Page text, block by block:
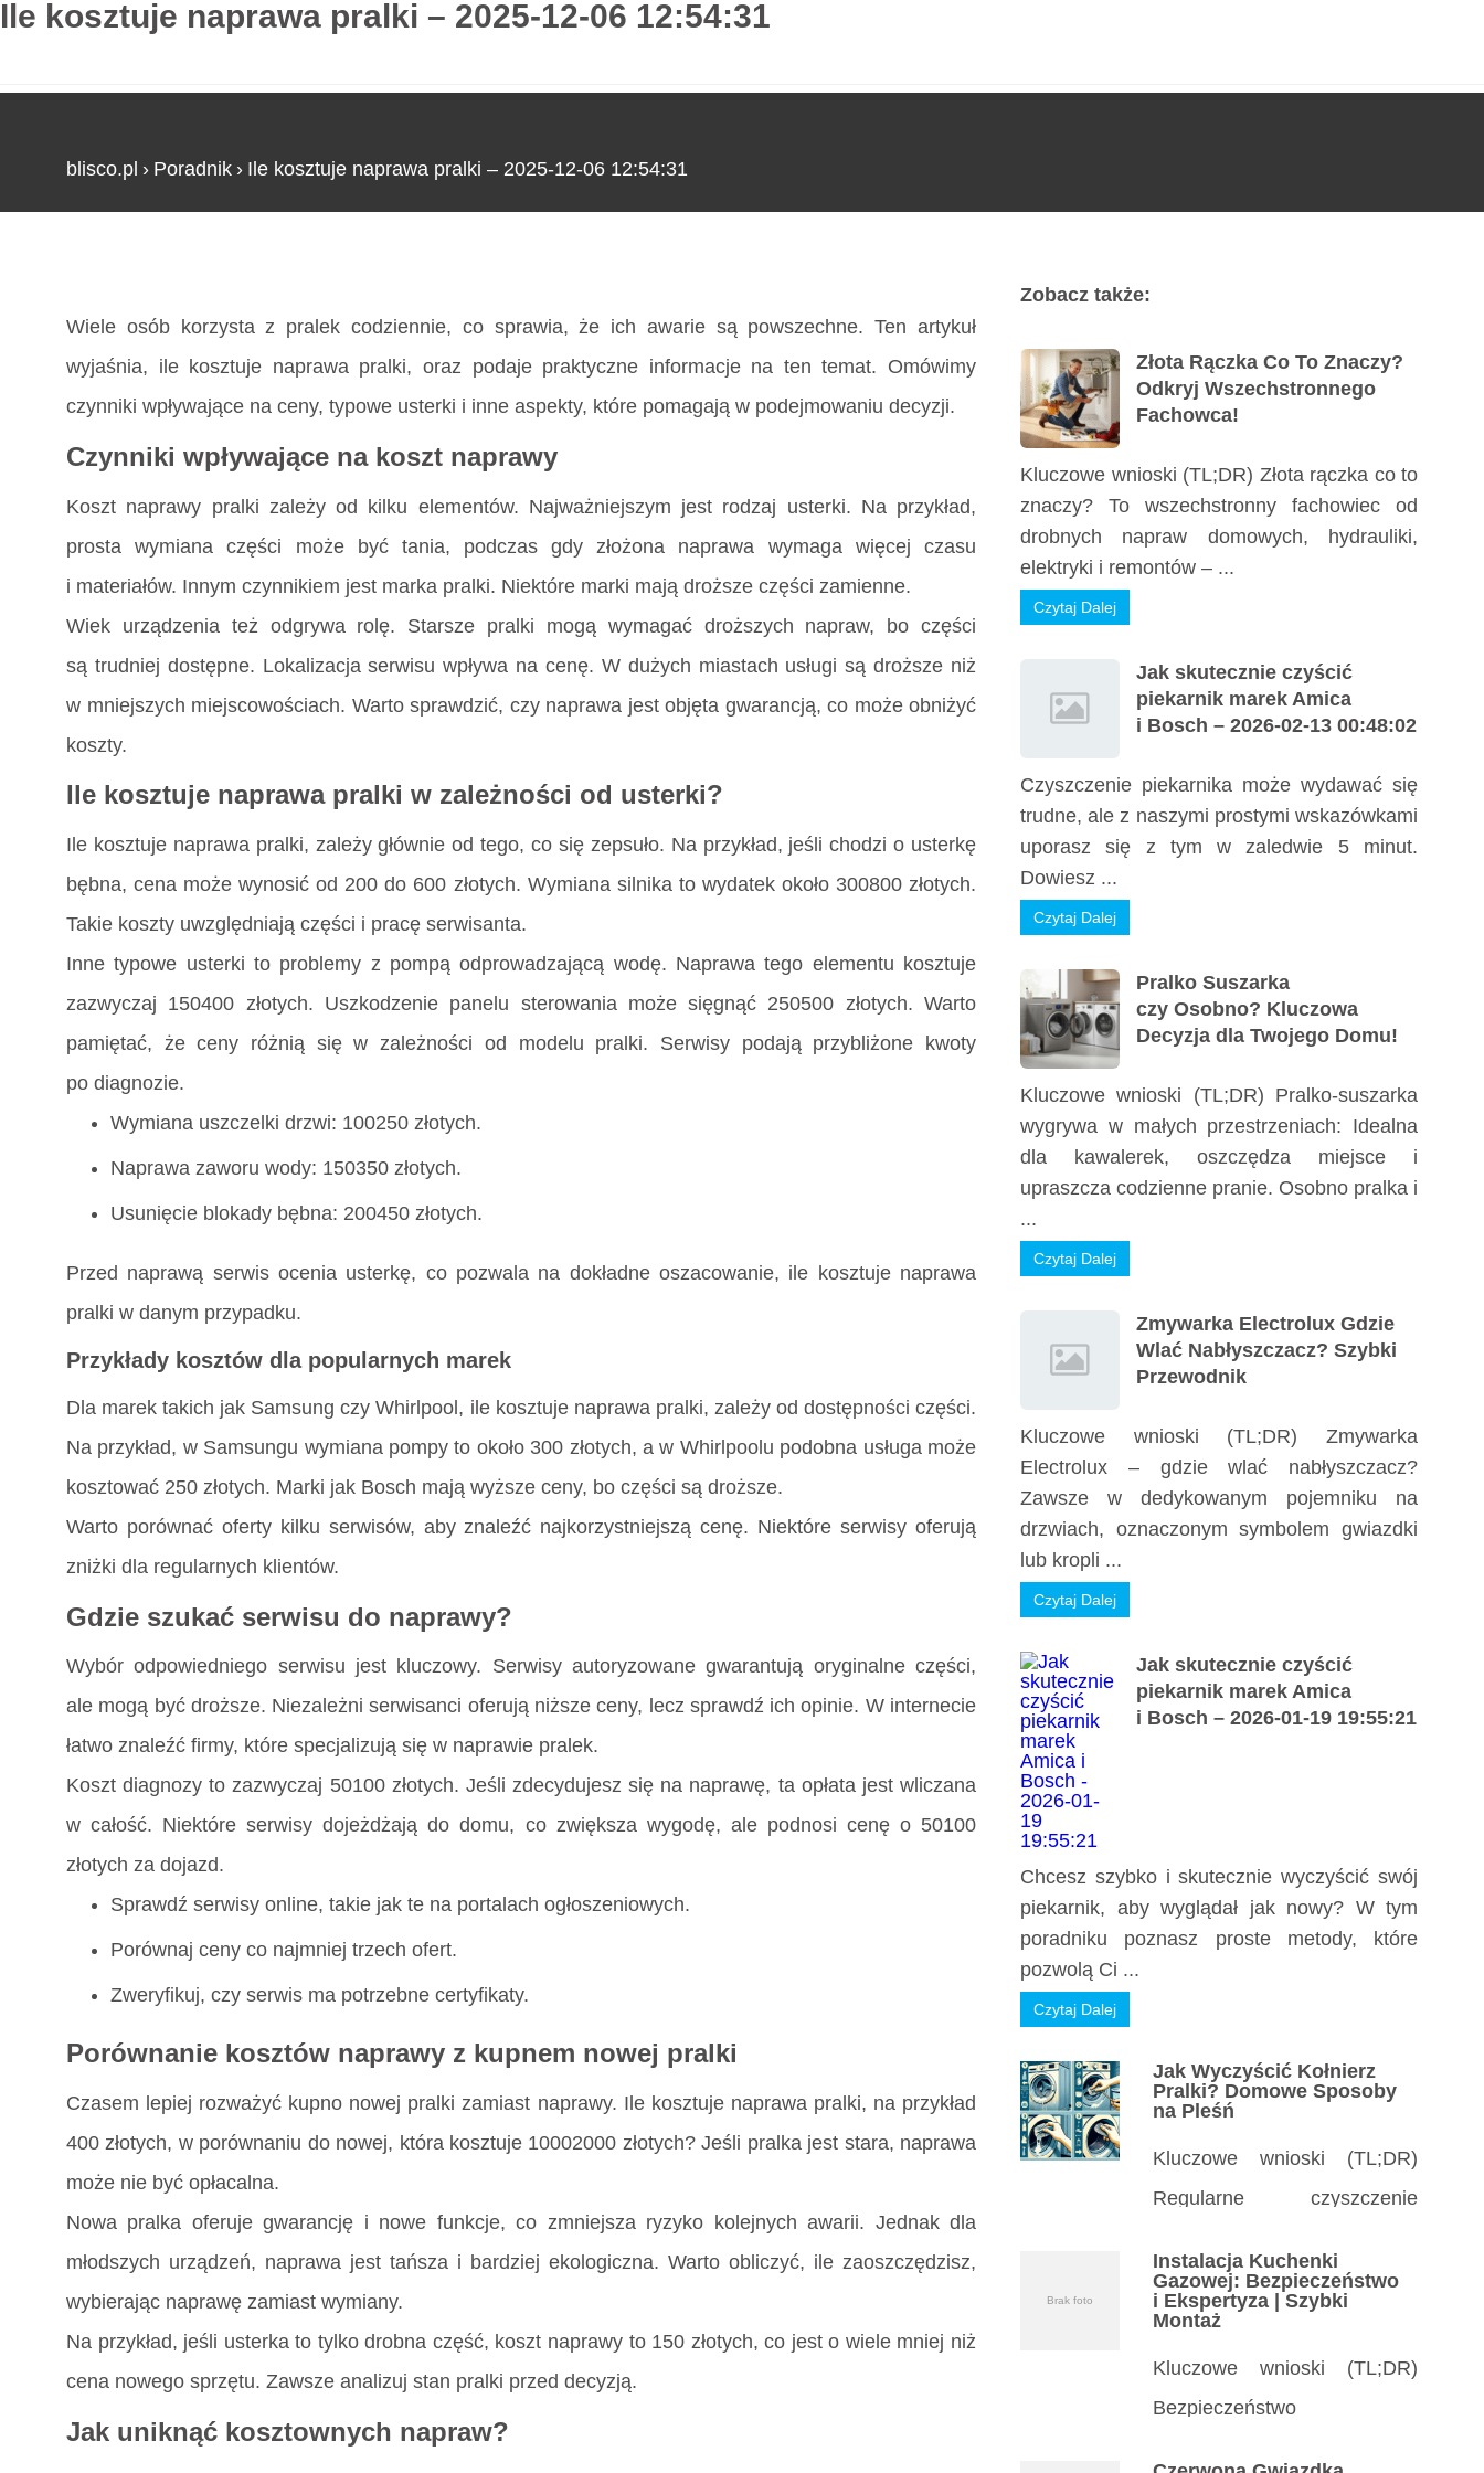
blisco.pl › Poradnik › Ile kosztuje naprawa pralki – 2025-12-06 12:54:31
Ile kosztuje naprawa pralki – 2025-12-06 12:54:31
Wiele osób korzysta z pralek codziennie, co sprawia, że ich awarie są powszechne. Ten artykuł
wyjaśnia, ile kosztuje naprawa pralki, oraz podaje praktyczne informacje na ten temat. Omówimy
czynniki wpływające na ceny, typowe usterki i inne aspekty, które pomagają w podejmowaniu decyzji.
Czynniki wpływające na koszt naprawy
Koszt naprawy pralki zależy od kilku elementów. Najważniejszym jest rodzaj usterki. Na przykład,
prosta wymiana części może być tania, podczas gdy złożona naprawa wymaga więcej czasu
i materiałów. Innym czynnikiem jest marka pralki. Niektóre marki mają droższe części zamienne.
Wiek urządzenia też odgrywa rolę. Starsze pralki mogą wymagać droższych napraw, bo części
są trudniej dostępne. Lokalizacja serwisu wpływa na cenę. W dużych miastach usługi są droższe niż
w mniejszych miejscowościach. Warto sprawdzić, czy naprawa jest objęta gwarancją, co może obniżyć
koszty.
Ile kosztuje naprawa pralki w zależności od usterki?
Ile kosztuje naprawa pralki, zależy głównie od tego, co się zepsuło. Na przykład, jeśli chodzi o usterkę
bębna, cena może wynosić od 200 do 600 złotych. Wymiana silnika to wydatek około 300800 złotych.
Takie koszty uwzględniają części i pracę serwisanta.
Inne typowe usterki to problemy z pompą odprowadzającą wodę. Naprawa tego elementu kosztuje
zazwyczaj 150400 złotych. Uszkodzenie panelu sterowania może sięgnąć 250500 złotych. Warto
pamiętać, że ceny różnią się w zależności od modelu pralki. Serwisy podają przybliżone kwoty
po diagnozie.
Wymiana uszczelki drzwi: 100250 złotych.
Naprawa zaworu wody: 150350 złotych.
Usunięcie blokady bębna: 200450 złotych.
Przed naprawą serwis ocenia usterkę, co pozwala na dokładne oszacowanie, ile kosztuje naprawa
pralki w danym przypadku.
Przykłady kosztów dla popularnych marek
Dla marek takich jak Samsung czy Whirlpool, ile kosztuje naprawa pralki, zależy od dostępności części.
Na przykład, w Samsungu wymiana pompy to około 300 złotych, a w Whirlpoolu podobna usługa może
kosztować 250 złotych. Marki jak Bosch mają wyższe ceny, bo części są droższe.
Warto porównać oferty kilku serwisów, aby znaleźć najkorzystniejszą cenę. Niektóre serwisy oferują
zniżki dla regularnych klientów.
Gdzie szukać serwisu do naprawy?
Wybór odpowiedniego serwisu jest kluczowy. Serwisy autoryzowane gwarantują oryginalne części,
ale mogą być droższe. Niezależni serwisanci oferują niższe ceny, lecz sprawdź ich opinie. W internecie
łatwo znaleźć firmy, które specjalizują się w naprawie pralek.
Koszt diagnozy to zazwyczaj 50100 złotych. Jeśli zdecydujesz się na naprawę, ta opłata jest wliczana
w całość. Niektóre serwisy dojeżdżają do domu, co zwiększa wygodę, ale podnosi cenę o 50100
złotych za dojazd.
Sprawdź serwisy online, takie jak te na portalach ogłoszeniowych.
Porównaj ceny co najmniej trzech ofert.
Zweryfikuj, czy serwis ma potrzebne certyfikaty.
Porównanie kosztów naprawy z kupnem nowej pralki
Czasem lepiej rozważyć kupno nowej pralki zamiast naprawy. Ile kosztuje naprawa pralki, na przykład
400 złotych, w porównaniu do nowej, która kosztuje 10002000 złotych? Jeśli pralka jest stara, naprawa
może nie być opłacalna.
Nowa pralka oferuje gwarancję i nowe funkcje, co zmniejsza ryzyko kolejnych awarii. Jednak dla
młodszych urządzeń, naprawa jest tańsza i bardziej ekologiczna. Warto obliczyć, ile zaoszczędzisz,
wybierając naprawę zamiast wymiany.
Na przykład, jeśli usterka to tylko drobna część, koszt naprawy to 150 złotych, co jest o wiele mniej niż
cena nowego sprzętu. Zawsze analizuj stan pralki przed decyzją.
Jak uniknąć kosztownych napraw?
Zobacz także:
Złota Rączka Co To Znaczy?
Odkryj Wszechstronnego
Fachowca!
Kluczowe wnioski (TL;DR) Złota rączka co to
znaczy? To wszechstronny fachowiec od
drobnych napraw domowych, hydrauliki,
elektryki i remontów – ...
Czytaj Dalej
Jak skutecznie czyścić
piekarnik marek Amica
i Bosch – 2026-02-13 00:48:02
Czyszczenie piekarnika może wydawać się
trudne, ale z naszymi prostymi wskazówkami
uporasz się z tym w zaledwie 5 minut.
Dowiesz ...
Czytaj Dalej
Pralko Suszarka
czy Osobno? Kluczowa
Decyzja dla Twojego Domu!
Kluczowe wnioski (TL;DR) Pralko-suszarka
wygrywa w małych przestrzeniach: Idealna
dla kawalerek, oszczędza miejsce i
upraszcza codzienne pranie. Osobno pralka i
...
Czytaj Dalej
Zmywarka Electrolux Gdzie
Wlać Nabłyszczacz? Szybki
Przewodnik
Kluczowe wnioski (TL;DR) Zmywarka
Electrolux – gdzie wlać nabłyszczacz?
Zawsze w dedykowanym pojemniku na
drzwiach, oznaczonym symbolem gwiazdki
lub kropli ...
Czytaj Dalej
Jak skutecznie czyścić
piekarnik marek Amica
i Bosch – 2026-01-19 19:55:21
Chcesz szybko i skutecznie wyczyścić swój
piekarnik, aby wyglądał jak nowy? W tym
poradniku poznasz proste metody, które
pozwolą Ci ...
Czytaj Dalej
Jak Wyczyścić Kołnierz
Pralki? Domowe Sposoby
na Pleśń
Kluczowe wnioski (TL;DR)
Regularne czyszczenie
pleśni, zapachom
i uszkodzeniom uszczelki –
czyść co miesiąc. Proste
środki domowe jak ocet, soda
Brak foto
Instalacja Kuchenki
Gazowej: Bezpieczeństwo
i Ekspertyza | Szybki
Montaż
Kluczowe wnioski (TL;DR)
Bezpieczeństwo